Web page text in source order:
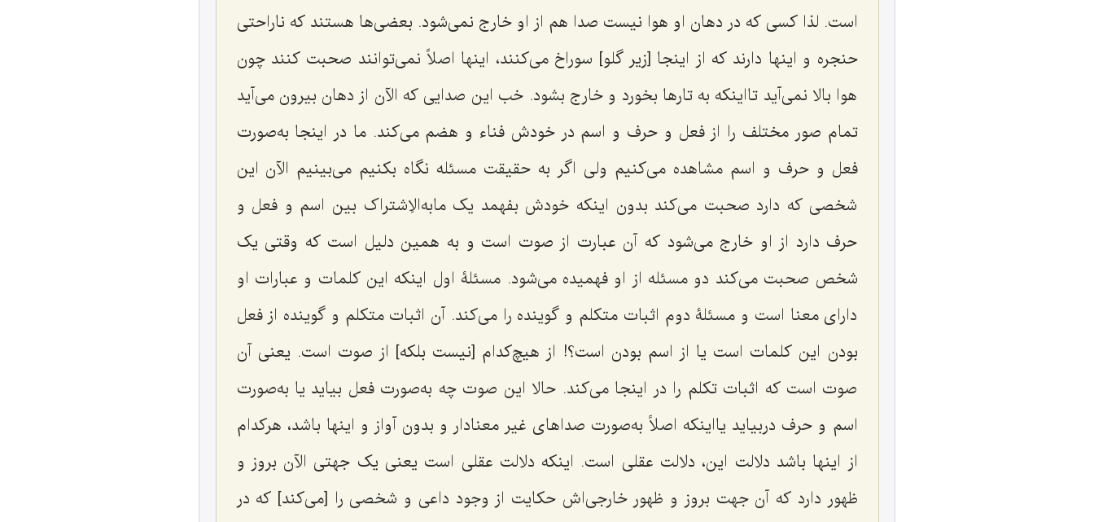
است. لذا کسى که در دهان او هوا نیست صدا هم از او خارج نمى‌شود. بعضی‌ها هستند که ناراحتى
حنجره و اینها دارند که از اینجا [زیر گلو] سوراخ مى‌کنند، اینها اصلاً نمى‌توانند صحبت کنند چون
هوا بالا نمى‌آید تااینکه به تارها بخورد و خارج بشود. خب این صدایى که الآن از دهان بیرون مى‌آید
تمام صور مختلف را از فعل و حرف و اسم در خودش فناء و هضم مى‌کند. ما در اینجا به‌صورت
فعل و حرف و اسم مشاهده مى‌کنیم ولى اگر به حقیقت مسئله نگاه بکنیم مى‌بینیم الآن این
شخصى که دارد صحبت مى‌کند بدون اینکه خودش بفهمد یک مابه‌الاِشتراک بین اسم و فعل و
حرف دارد از او خارج مى‌شود که آن عبارت از صوت است و به همین دلیل است که وقتى یک
شخص صحبت مى‌کند دو مسئله از او فهمیده مى‌شود. مسئلۀ اول اینکه این کلمات و عبارات او
داراى معنا است و مسئلۀ دوم اثبات متکلم و گوینده را مى‌کند. آن اثبات متکلم و گوینده از فعل
بودن این کلمات است یا از اسم بودن است؟! از هیچ‌کدام [نیست بلکه] از صوت است. یعنى آن
صوت است که اثبات تکلم را در اینجا مى‌کند. حالا این صوت چه به‌صورت فعل بیاید یا به‌صورت
اسم و حرف دربیاید یااینکه اصلاً به‌صورت صداهاى غیر معنادار و بدون آواز و اینها باشد، هرکدام
از اینها باشد دلالت این، دلالت عقلى است. اینکه دلالت عقلى است یعنى یک جهتى الآن بروز و
ظهور دارد که آن جهت بروز و ظهور خارجى‌اش حکایت از وجود داعى و شخصى را [می‌کند] که در